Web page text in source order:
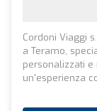
Cordoni Viaggi
a Teramo,
personalizzati e
un'esperienza